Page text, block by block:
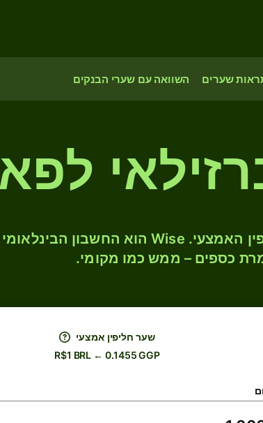
שערים השוואה עם שערי הבנקים
המירו BRL ל- GGP לפי שער החליפין האמצעי. Wise הוא החשבון הבינלאומי
כספים – ממש כמו מקומי.
שער חליפין אמצעי
R$1 BRL ← 0.1455 GGP